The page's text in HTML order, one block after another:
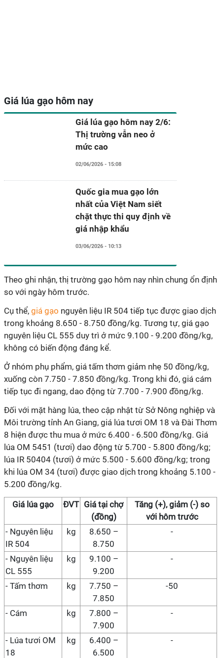
Giá lúa gạo hôm nay
Giá lúa gạo hôm nay 2/6:
Thị trường vẫn neo ở
mức cao
02/06/2026 - 15:08
Quốc gia mua gạo lớn
nhất của Việt Nam siết
chặt thực thi quy định về
giá nhập khẩu
03/06/2026 - 10:13
Theo ghi nhận, thị trường gạo hôm nay nhìn chung ổn định
so với ngày hôm trước.
Cụ thể, giá gạo nguyên liệu IR 504 tiếp tục được giao dịch
trong khoảng 8.650 - 8.750 đồng/kg. Tương tự, giá gạo
nguyên liệu CL 555 duy trì ở mức 9.100 - 9.200 đồng/kg,
không có biến động đáng kể.
Ở nhóm phụ phẩm, giá tấm thơm giảm nhẹ 50 đồng/kg,
xuống còn 7.750 - 7.850 đồng/kg. Trong khi đó, giá cám
tiếp tục đi ngang, dao động từ 7.700 - 7.900 đồng/kg.
Đối với mặt hàng lúa, theo cập nhật từ Sở Nông nghiệp và
Môi trường tỉnh An Giang, giá lúa tươi OM 18 và Đài Thơm
8 hiện được thu mua ở mức 6.400 - 6.500 đồng/kg. Giá
lúa OM 5451 (tươi) dao động từ 5.700 - 5.800 đồng/kg;
lúa IR 50404 (tươi) ở mức 5.500 - 5.600 đồng/kg; trong
khi lúa OM 34 (tươi) được giao dịch trong khoảng 5.100 -
5.200 đồng/kg.
Giá lúa gạo ĐVT Giá tại chợ
(đồng)
Tăng (+), giảm (-) so
với hôm trước
- Nguyên liệu
IR 504
kg
8.650 –
8.750
-
- Nguyên liệu
CL 555
kg
9.100 –
9.200
-
- Tấm thơm kg
7.750 –
7.850
-50
- Cám kg
7.800 –
7.900
-
- Lúa tươi OM
18
kg
6.400 –
6.500
-